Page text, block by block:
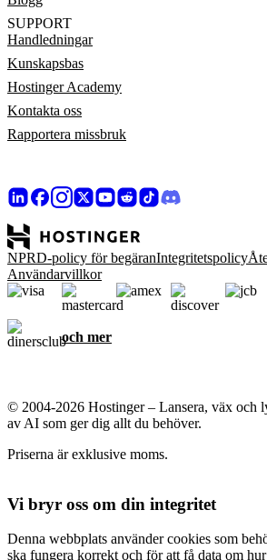
SUPPORT
Handledningar
Kunskapsbas
Hostinger Academy
Kontakta oss
Rapportera missbruk
NPRD-policy för begäranIntegritetspolicy
Användarvillkor
och mer
© 2004-2026 Hostinger – Lansera, väx och
av AI som ger dig allt du behöver.
Priserna är exklusive moms.
Vi bryr oss om din integritet
Denna webbplats använder cookies som
ska fungera korrekt och för att få data om